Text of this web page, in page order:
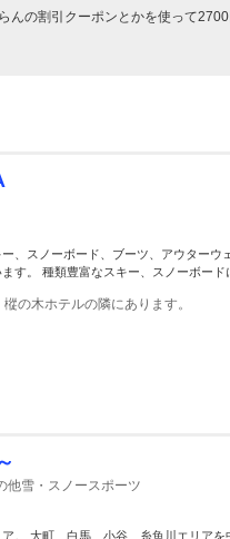
んの割引クーポンとかを使って
、スノーボード、ブーツ、アウターウ
す。 種類豊富なスキー、スノーボード
の木ホテルの隣にあります。
他雪・スノースポーツ
。 大町、白馬、小谷、糸魚川エリアを